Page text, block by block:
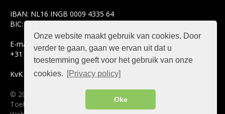
Onze website maakt gebruik van cookies. Door
verder te gaan, gaan we ervan uit dat u
toestemming geeft voor het gebruik van onze
cookies. [Privacy policy]
Oke
IBAN: NL16 INGB 0009 4335 64
BIC: INGBNL2A
E-mail
infompongwe@ziggo.nl
+31 658 952 705
KvK nr. 14074683
© 2003 - 2017 Geef de Kinderen van Mpongwe een
Toekomst.